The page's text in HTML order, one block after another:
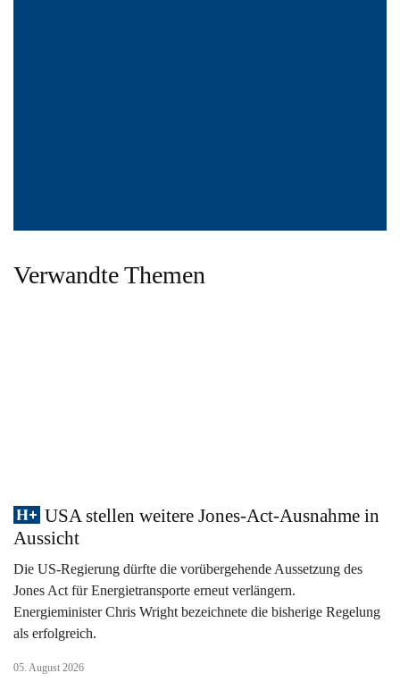
Verwandte Themen
USA stellen weitere Jones-Act-Ausnahme in
Aussicht
Die US-Regierung dürfte die vorübergehende Aussetzung des
Jones Act für Energietransporte erneut verlängern.
Energieminister Chris Wright bezeichnete die bisherige Regelung
als erfolgreich.
05. August 2026